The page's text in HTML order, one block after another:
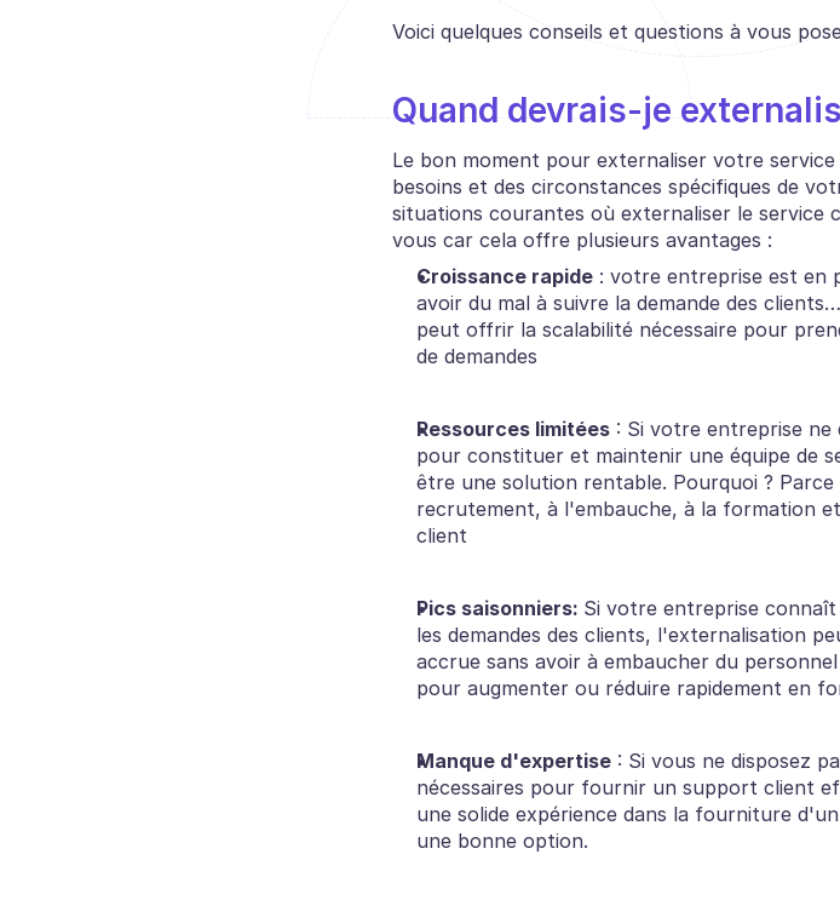
Voici quelques conseils et questions à vous
Quand devrais-je
Le bon moment pour externaliser votre
besoins et des circonstances spécifiques de
situations courantes où externaliser le
vous car cela offre plusieurs avantages :
Croissance rapide : votre entreprise est en
avoir du mal à suivre la demande des
peut offrir la scalabilité nécessaire pour
de demandes
Ressources limitées : Si votre entreprise ne
pour constituer et maintenir une équipe de
être une solution rentable. Pourquoi ?
recrutement, à l'embauche, à la formation
client
Pics saisonniers: Si votre entreprise connaît
les demandes des clients, l'externalisation
accrue sans avoir à embaucher du
pour augmenter ou réduire rapidement en
Manque d'expertise : Si vous ne disposez
nécessaires pour fournir un support client
une solide expérience dans la fourniture
une bonne option.